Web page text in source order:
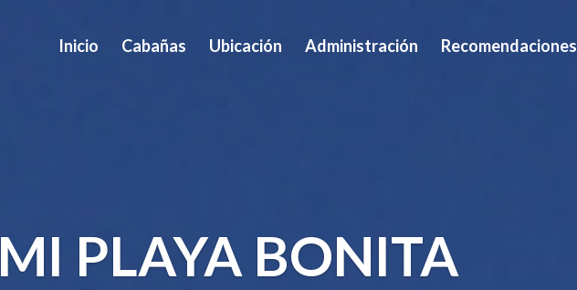
Inicio Cabañas Ubicación Administración Recomendaciones
MI PLAYA BONITA